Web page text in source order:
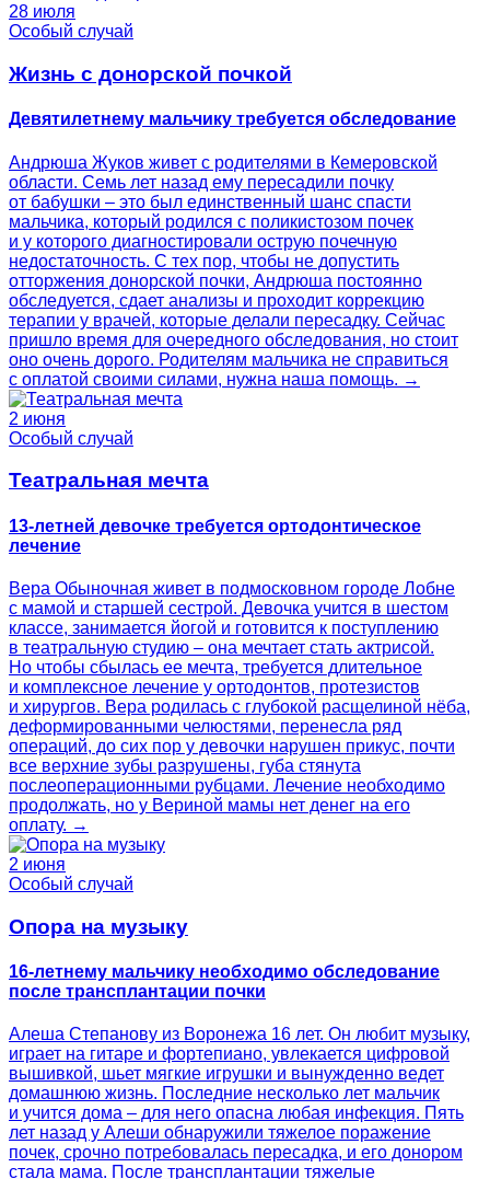
28 июля
Особый случай
Жизнь с донорской почкой
Девятилетнему мальчику требуется обследование
Андрюша Жуков живет с родителями в Кемеровской
области. Семь лет назад ему пересадили почку
от бабушки – это был единственный шанс спасти
мальчика, который родился с поликистозом почек
и у которого диагностировали острую почечную
недостаточность. С тех пор, чтобы не допустить
отторжения донорской почки, Андрюша постоянно
обследуется, сдает анализы и проходит коррекцию
терапии у врачей, которые делали пересадку. Сейчас
пришло время для очередного обследования, но стоит
оно очень дорого. Родителям мальчика не справиться
с оплатой своими силами, нужна наша помощь. →
2 июня
Особый случай
Театральная мечта
13-летней девочке требуется ортодонтическое
лечение
Вера Обыночная живет в подмосковном городе Лобне
с мамой и старшей сестрой. Девочка учится в шестом
классе, занимается йогой и готовится к поступлению
в театральную студию – она мечтает стать актрисой.
Но чтобы сбылась ее мечта, требуется длительное
и комплексное лечение у ортодонтов, протезистов
и хирургов. Вера родилась с глубокой расщелиной нёба,
деформированными челюстями, перенесла ряд
операций, до сих пор у девочки нарушен прикус, почти
все верхние зубы разрушены, губа стянута
послеоперационными рубцами. Лечение необходимо
продолжать, но у Вериной мамы нет денег на его
оплату. →
2 июня
Особый случай
Опора на музыку
16-летнему мальчику необходимо обследование
после трансплантации почки
Алеша Степанову из Воронежа 16 лет. Он любит музыку,
играет на гитаре и фортепиано, увлекается цифровой
вышивкой, шьет мягкие игрушки и вынужденно ведет
домашнюю жизнь. Последние несколько лет мальчик
и учится дома – для него опасна любая инфекция. Пять
лет назад у Алеши обнаружили тяжелое поражение
почек, срочно потребовалась пересадка, и его донором
стала мама. После трансплантации тяжелые